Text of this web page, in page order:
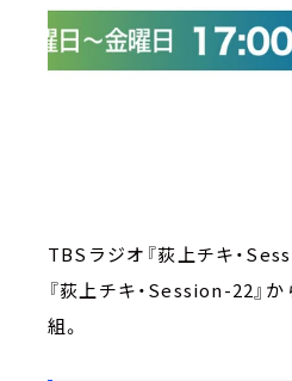
TBSラジオ『荻上チキ・
『荻上チキ・Session-22』
組。